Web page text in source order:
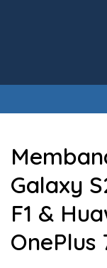
Galaxy
F1 &
OnePlus